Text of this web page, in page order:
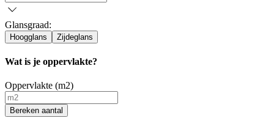
Glansgraad:
Hoogglans Zijdeglans
Wat is je oppervlakte?
Oppervlakte (m2)
Bereken aantal